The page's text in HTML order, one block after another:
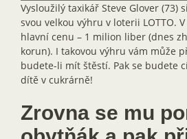
Vysloužilý taxikář Steve Glover (73)
svou velkou výhru v loterii LOTTO.
hlavní cenu – 1 milion liber (dnes
korun). I takovou výhru vám může
budete-li mít štěstí. Pak se budete
dítě v cukrárně!
Zrovna se mu